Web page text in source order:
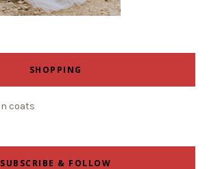
SHOPPING
SUBSCRIBE & FOLLOW